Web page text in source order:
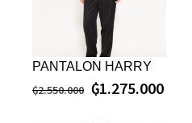
PANTALON HARRY
₲2.550.000 ₲1.275.000